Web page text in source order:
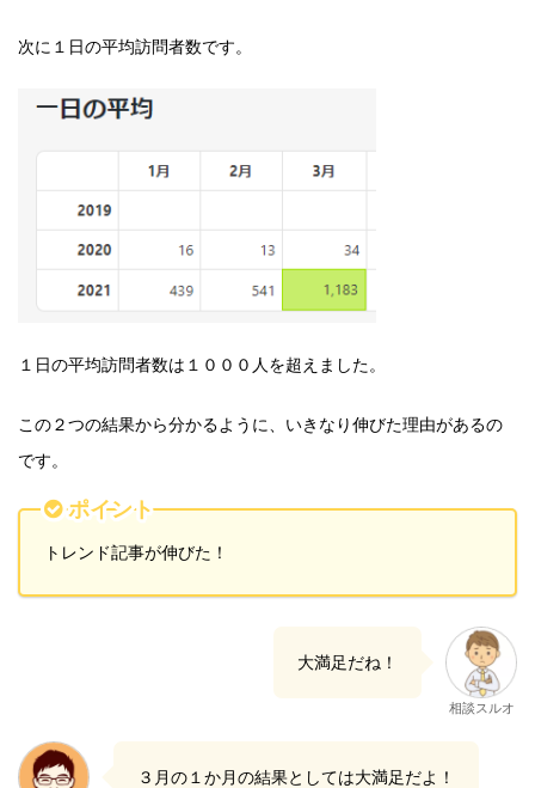
次に１日の平均訪問者数です。
１日の平均訪問者数は１０００人を超えました。
この２つの結果から分かるように、いきなり伸びた理由があるの
です。
ポイント
トレンド記事が伸びた！
大満足だね！
相談スルオ
３月の１か月の結果としては大満足だよ！